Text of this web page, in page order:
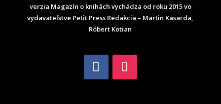
verzia Magazín o knihách vychádza od roku 2015 vo
vydavateľstve Petit Press Redakcia – Martin Kasarda,
Róbert Kotian